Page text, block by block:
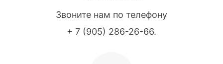
Звоните нам по телефону
+ 7 (905) 286-26-66.